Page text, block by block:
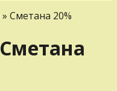
» Сметана 20%
Сметана